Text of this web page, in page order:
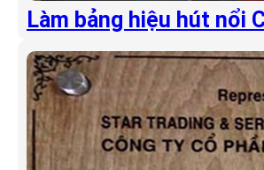
Làm bảng hiệu hút nổi